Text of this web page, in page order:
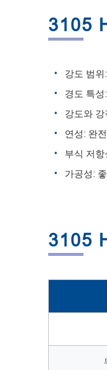
3105
강도 범
경도 특
강도와
연성: 완
부식 저
가공성:
3105